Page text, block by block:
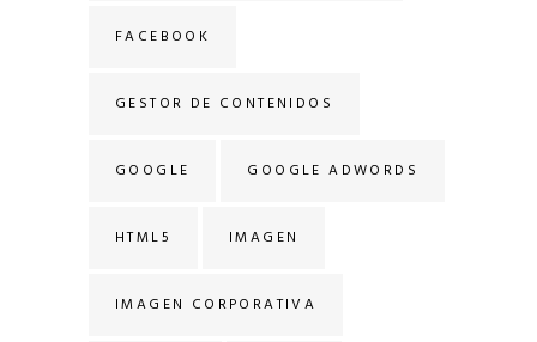
FACEBOOK
GESTOR DE CONTENIDOS
GOOGLE GOOGLE ADWORDS
HTML5 IMAGEN
IMAGEN CORPORATIVA